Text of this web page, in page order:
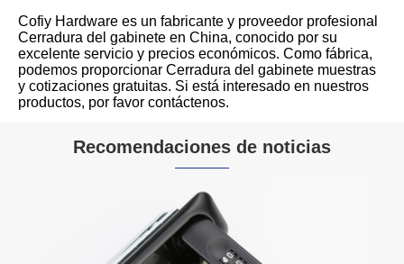
Cofiy Hardware es un fabricante y proveedor profesional
Cerradura del gabinete en China, conocido por su
excelente servicio y precios económicos. Como fábrica,
podemos proporcionar Cerradura del gabinete muestras
y cotizaciones gratuitas. Si está interesado en nuestros
productos, por favor contáctenos.
Recomendaciones de noticias